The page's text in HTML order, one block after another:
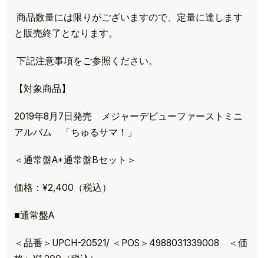
商品数量には限りがございますので、定量に達します
と販売終了となります。
下記注意事項をご参照ください。
【対象商品】
2019年8月7日発売 メジャーデビューファーストミニ
アルバム 「ちゅるサマ！」
＜通常盤A+通常盤Bセット＞
価格：¥2,400（税込）
■通常盤A
＜品番＞UPCH-20521/ ＜POS＞4988031339008 ＜価